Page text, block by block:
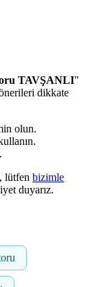
TAVŞANLI"
dikkate
olun.
lütfen bizimle
duyarız.